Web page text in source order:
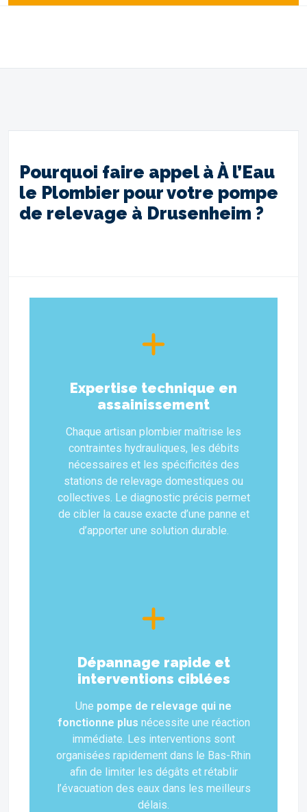
Pourquoi faire appel à À l’Eau
le Plombier pour votre pompe
de relevage à Drusenheim ?
Expertise technique en
assainissement
Chaque artisan plombier maîtrise les
contraintes hydrauliques, les débits
nécessaires et les spécificités des
stations de relevage domestiques ou
collectives. Le diagnostic précis permet
de cibler la cause exacte d’une panne et
d’apporter une solution durable.
Dépannage rapide et
interventions ciblées
Une pompe de relevage qui ne
fonctionne plus nécessite une réaction
immédiate. Les interventions sont
organisées rapidement dans le Bas-Rhin
afin de limiter les dégâts et rétablir
l’évacuation des eaux dans les meilleurs
délais.